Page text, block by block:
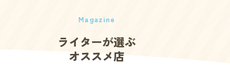
Magazine
ライターが選ぶ
オススメ店